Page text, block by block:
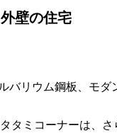
壁の住宅
バリウム鋼板、モダ
タミコーナーは、さ